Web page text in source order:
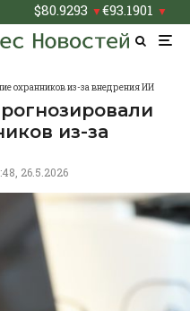
$80.9293 ▼€93.1901 ▼
охранников из-за внедрения ИИ
из-за
26.5.2026